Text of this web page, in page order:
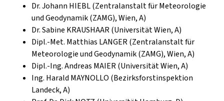
Dr. Johann HIEBL (Zentralanstalt für Meteorologie
und Geodynamik (ZAMG), Wien, A)
Dr. Sabine KRAUSHAAR (Universität Wien, A)
Dipl.-Met. Matthias LANGER (Zentralanstalt für
Meteorologie und Geodynamik (ZAMG), Wien, A)
Dipl.-Ing. Andreas MAIER (Universität Wien, A)
Ing. Harald MAYNOLLO (Bezirksforstinspektion
Landeck, A)